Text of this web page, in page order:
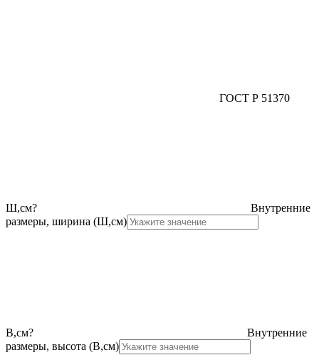
ГОСТ Р 51370
Ш,см?
Внутренние
размеры, ширина (Ш,см)
В,см?
Внутренние
размеры, высота (В,см)